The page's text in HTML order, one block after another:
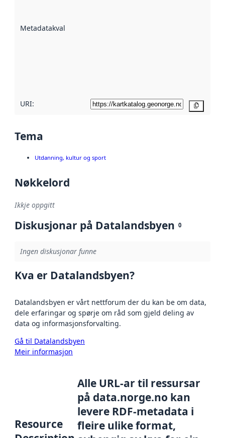
Metadatakvalitet
URI:
Tema
Utdanning, kultur og sport
Nøkkelord
Ikkje oppgitt
Diskusjonar på Datalandsbyen 0
Ingen diskusjonar funne
Kva er Datalandsbyen?
Datalandsbyen er vårt nettforum der du kan be om data,
dele erfaringar og spørje om råd som gjeld deling av
data og informasjonsforvalting.
Gå til Datalandsbyen
Meir informasjon
Resource
Alle URL-ar til ressursar
på data.norge.no kan
levere RDF-metadata i
fleire ulike format,